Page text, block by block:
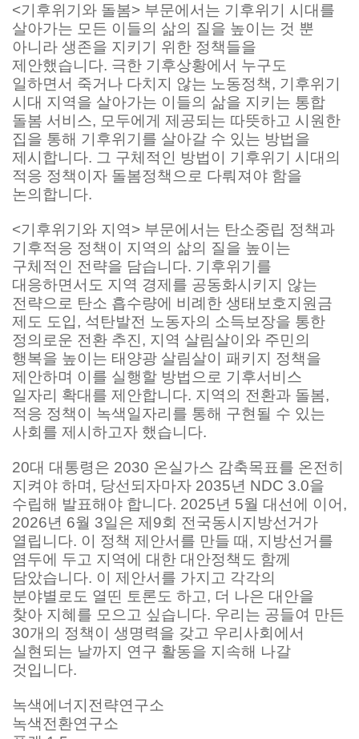
<기후위기와 돌봄> 부문에서는 기후위기 시대를
살아가는 모든 이들의 삶의 질을 높이는 것 뿐
아니라 생존을 지키기 위한 정책들을
제안했습니다. 극한 기후상황에서 누구도
일하면서 죽거나 다치지 않는 노동정책, 기후위기
시대 지역을 살아가는 이들의 삶을 지키는 통합
돌봄 서비스, 모두에게 제공되는 따뜻하고 시원한
집을 통해 기후위기를 살아갈 수 있는 방법을
제시합니다. 그 구체적인 방법이 기후위기 시대의
적응 정책이자 돌봄정책으로 다뤄져야 함을
논의합니다.
<기후위기와 지역> 부문에서는 탄소중립 정책과
기후적응 정책이 지역의 삶의 질을 높이는
구체적인 전략을 담습니다. 기후위기를
대응하면서도 지역 경제를 공동화시키지 않는
전략으로 탄소 흡수량에 비례한 생태보호지원금
제도 도입, 석탄발전 노동자의 소득보장을 통한
정의로운 전환 추진, 지역 살림살이와 주민의
행복을 높이는 태양광 살림살이 패키지 정책을
제안하며 이를 실행할 방법으로 기후서비스
일자리 확대를 제안합니다. 지역의 전환과 돌봄,
적응 정책이 녹색일자리를 통해 구현될 수 있는
사회를 제시하고자 했습니다.
20대 대통령은 2030 온실가스 감축목표를 온전히
지켜야 하며, 당선되자마자 2035년 NDC 3.0을
수립해 발표해야 합니다. 2025년 5월 대선에 이어,
2026년 6월 3일은 제9회 전국동시지방선거가
열립니다. 이 정책 제안서를 만들 때, 지방선거를
염두에 두고 지역에 대한 대안정책도 함께
담았습니다. 이 제안서를 가지고 각각의
분야별로도 열띤 토론도 하고, 더 나은 대안을
찾아 지혜를 모으고 싶습니다. 우리는 공들여 만든
30개의 정책이 생명력을 갖고 우리사회에서
실현되는 날까지 연구 활동을 지속해 나갈
것입니다.
녹색에너지전략연구소
녹색전환연구소